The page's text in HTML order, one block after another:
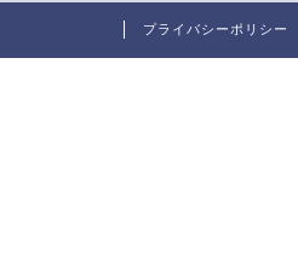
プライバシーポリシー